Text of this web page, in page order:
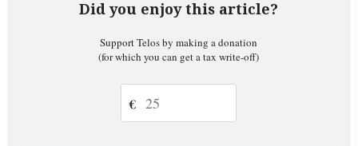
Did you enjoy this article?
Support Telos by making a donation
(for which you can get a tax write-off)
€